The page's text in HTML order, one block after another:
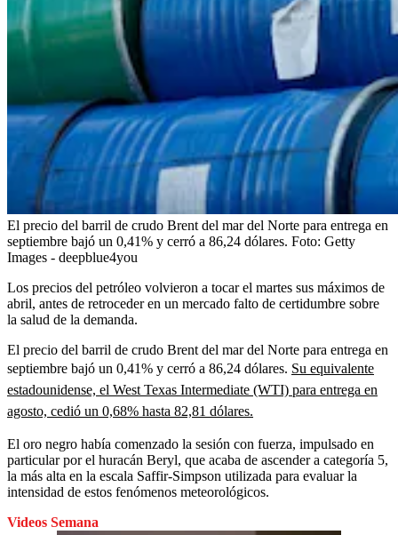
El precio del barril de crudo Brent del mar del Norte para entrega en
septiembre bajó un 0,41% y cerró a 86,24 dólares. Foto: Getty
Images - deepblue4you
Los precios del petróleo volvieron a tocar el martes sus máximos de
abril, antes de retroceder en un mercado falto de certidumbre sobre
la salud de la demanda.
El precio del barril de crudo Brent del mar del Norte para entrega en
septiembre bajó un 0,41% y cerró a 86,24 dólares. Su equivalente
estadounidense, el West Texas Intermediate (WTI) para entrega en
agosto, cedió un 0,68% hasta 82,81 dólares.
El oro negro había comenzado la sesión con fuerza, impulsado en
particular por el huracán Beryl, que acaba de ascender a categoría 5,
la más alta en la escala Saffir-Simpson utilizada para evaluar la
intensidad de estos fenómenos meteorológicos.
Videos Semana